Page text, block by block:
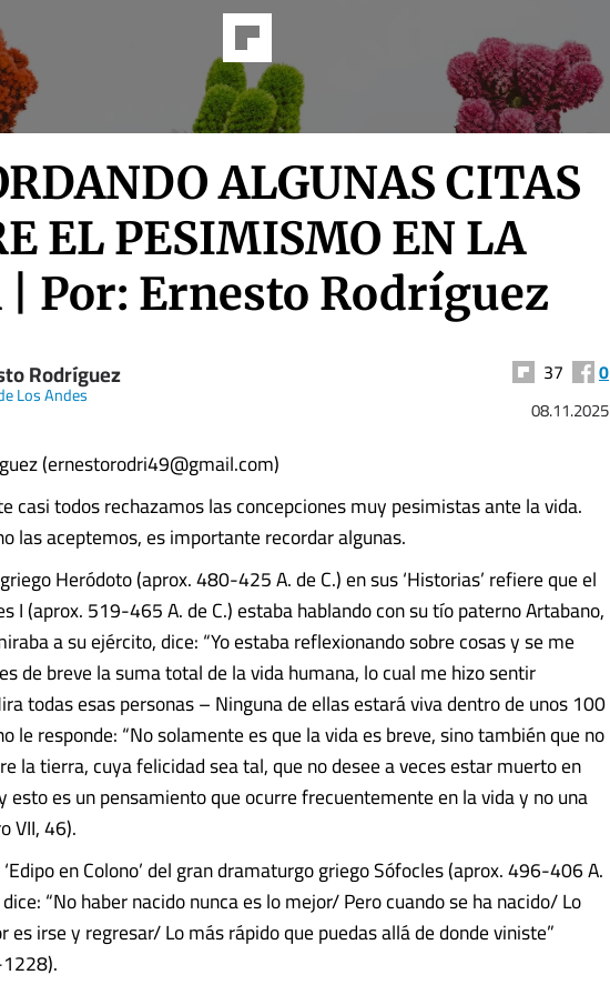
ALGUNAS CITAS
EL PESIMISMO EN LA
| Por: Ernesto Rodríguez
Rodríguez
Los Andes
37 0
08.11.2025
(ernestorodri49@gmail.com)
casi todos rechazamos las concepciones muy pesimistas ante la vida.
las aceptemos, es importante recordar algunas.
Heródoto (aprox. 480-425 A. de C.) en sus ‘Historias’ refiere que el
I (aprox. 519-465 A. de C.) estaba hablando con su tío paterno Artabano,
a su ejército, dice: “Yo estaba reflexionando sobre cosas y se me
de breve la suma total de la vida humana, lo cual me hizo sentir
todas esas personas – Ninguna de ellas estará viva dentro de unos 100
le responde: “No solamente es que la vida es breve, sino también que no
la tierra, cuya felicidad sea tal, que no desee a veces estar muerto en
esto es un pensamiento que ocurre frecuentemente en la vida y no una
VII, 46).
en Colono’ del gran dramaturgo griego Sófocles (aprox. 496-406 A.
“No haber nacido nunca es lo mejor/ Pero cuando se ha nacido/ Lo
es irse y regresar/ Lo más rápido que puedas allá de donde viniste”